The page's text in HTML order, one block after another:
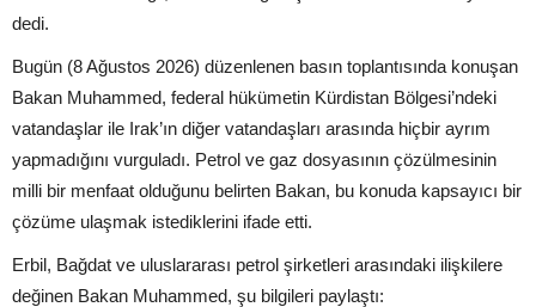
dedi.
Bugün (8 Ağustos 2026) düzenlenen basın toplantısında konuşan
Bakan Muhammed, federal hükümetin Kürdistan Bölgesi’ndeki
vatandaşlar ile Irak’ın diğer vatandaşları arasında hiçbir ayrım
yapmadığını vurguladı. Petrol ve gaz dosyasının çözülmesinin
milli bir menfaat olduğunu belirten Bakan, bu konuda kapsayıcı bir
çözüme ulaşmak istediklerini ifade etti.
Erbil, Bağdat ve uluslararası petrol şirketleri arasındaki ilişkilere
değinen Bakan Muhammed, şu bilgileri paylaştı: